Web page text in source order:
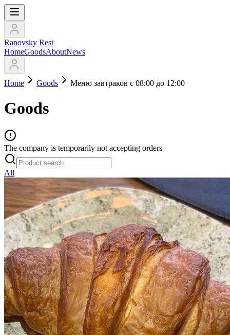
Ranovsky Rest
HomeGoodsAboutNews
Home Goods Меню завтраков с 08:00 до 12:00
Goods
The company is temporarily not accepting orders
All